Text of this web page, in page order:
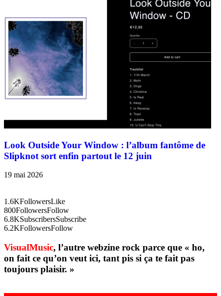
Look Outside Your Window : l’album fantôme de
Slipknot sort enfin partout le 12 juin
19 mai 2026
1.6KFollowersLike
800FollowersFollow
6.8KSubscribersSubscribe
6.2KFollowersFollow
VisualMusic, l’autre webzine rock parce que « ho,
on fait ce qu’on veut ici, tant pis si ça te fait pas
toujours plaisir. »